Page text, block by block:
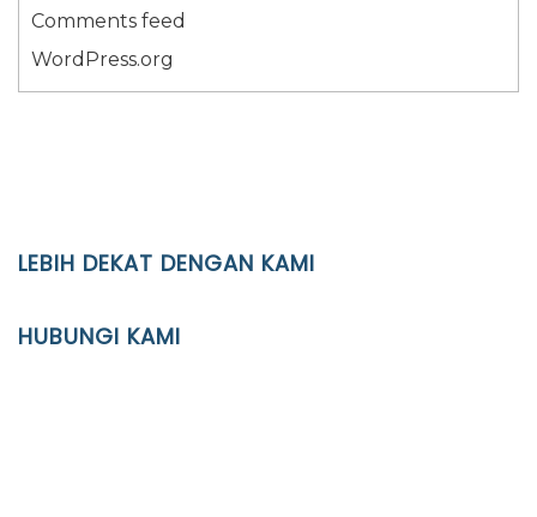
Comments feed
WordPress.org
LEBIH DEKAT DENGAN KAMI
HUBUNGI KAMI